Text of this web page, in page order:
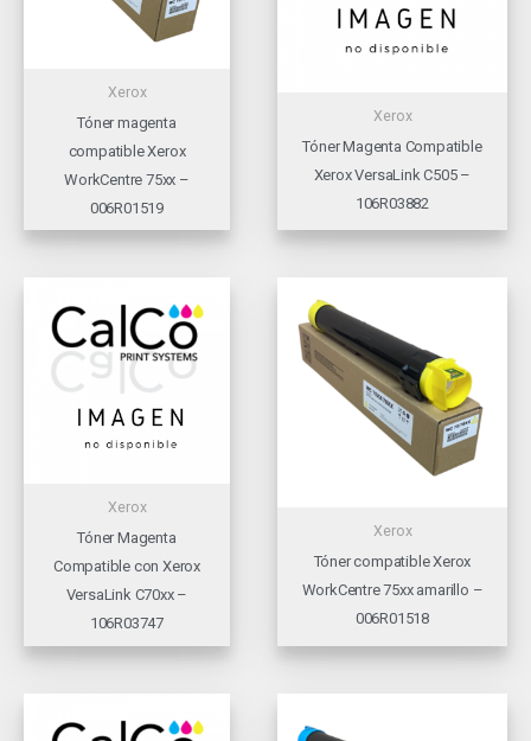
Xerox
Tóner magenta
compatible Xerox
WorkCentre 75xx –
006R01519
Xerox
Tóner Magenta Compatible
Xerox VersaLink C505 –
106R03882
Xerox
Tóner Magenta
Compatible con Xerox
VersaLink C70xx –
106R03747
Xerox
Tóner compatible Xerox
WorkCentre 75xx amarillo –
006R01518